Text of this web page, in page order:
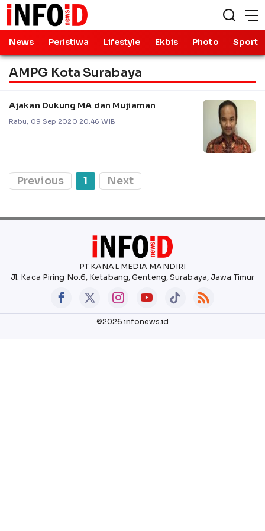
News Peristiwa Lifestyle Ekbis Photo Sport
AMPG Kota Surabaya
Ajakan Dukung MA dan Mujiaman
Rabu, 09 Sep 2020 20:46 WIB
Previous 1 Next
PT KANAL MEDIA MANDIRI
Jl. Kaca Piring No.6, Ketabang, Genteng, Surabaya, Jawa Timur
©2026 infonews.id